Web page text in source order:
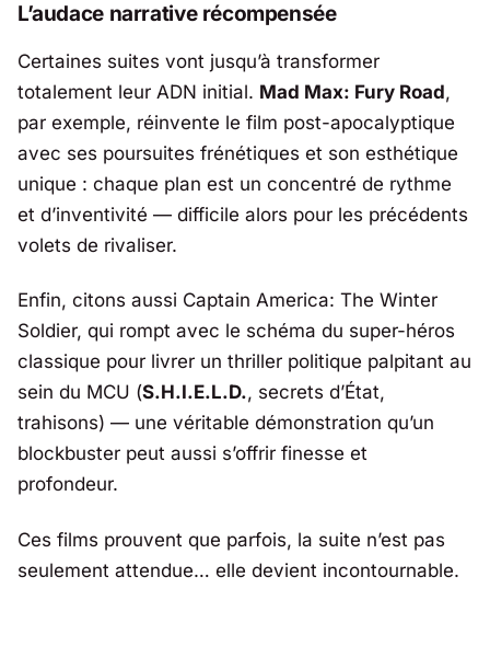
L’audace narrative récompensée
Certaines suites vont jusqu’à transformer
totalement leur ADN initial. Mad Max: Fury Road,
par exemple, réinvente le film post-apocalyptique
avec ses poursuites frénétiques et son esthétique
unique : chaque plan est un concentré de rythme
et d’inventivité — difficile alors pour les précédents
volets de rivaliser.
Enfin, citons aussi Captain America: The Winter
Soldier, qui rompt avec le schéma du super-héros
classique pour livrer un thriller politique palpitant au
sein du MCU (S.H.I.E.L.D., secrets d’État,
trahisons) — une véritable démonstration qu’un
blockbuster peut aussi s’offrir finesse et
profondeur.
Ces films prouvent que parfois, la suite n’est pas
seulement attendue… elle devient incontournable.